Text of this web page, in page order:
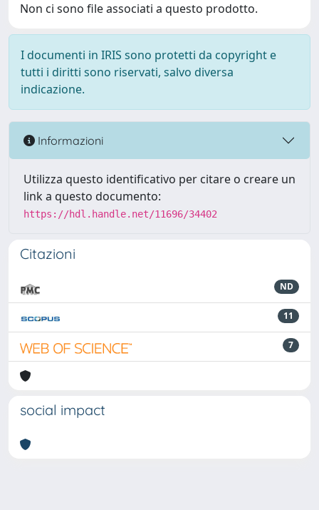
Non ci sono file associati a questo prodotto.
I documenti in IRIS sono protetti da copyright e
tutti i diritti sono riservati, salvo diversa
indicazione.
Informazioni
Utilizza questo identificativo per citare o creare un
link a questo documento:
https://hdl.handle.net/11696/34402
Citazioni
ND
11
7
social impact